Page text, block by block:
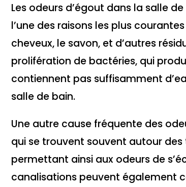
Les odeurs d’égout dans la salle
l’une des raisons les plus
cheveux, le savon, et d’autres
prolifération de bactéries, qui
contiennent pas suffisamment
salle de bain.
Une autre cause fréquente des
qui se trouvent souvent autour
permettant ainsi aux odeurs de
canalisations peuvent également